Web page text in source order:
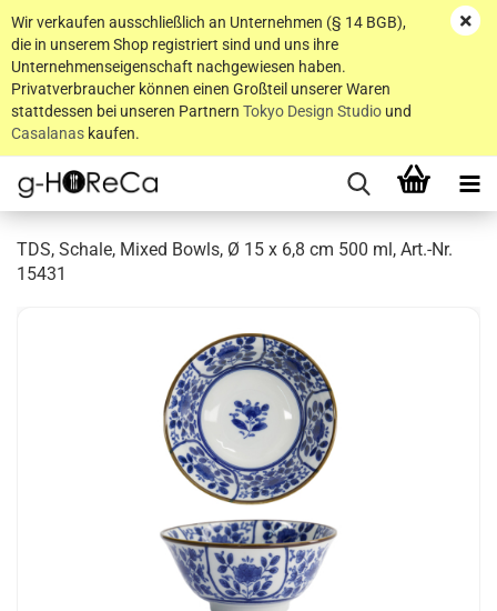
Wir verkaufen ausschließlich an Unternehmen (§ 14 BGB),
die in unserem Shop registriert sind und uns ihre
Unternehmenseigenschaft nachgewiesen haben.
Privatverbraucher können einen Großteil unserer Waren
stattdessen bei unseren Partnern Tokyo Design Studio und
Casalanas kaufen.
TDS, Schale, Mixed Bowls, Ø 15 x 6,8 cm 500 ml, Art.-Nr.
15431